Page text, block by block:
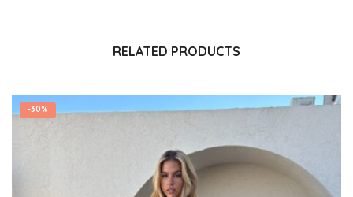
RELATED PRODUCTS
-30%